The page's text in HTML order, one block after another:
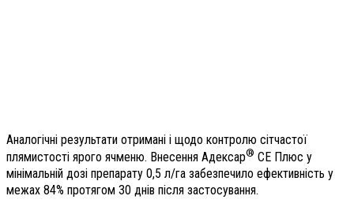
Аналогічні результати отримані і щодо контролю сітчастої
плямистості ярого ячменю. Внесення Адексар® СЕ Плюс у
мінімальній дозі препарату 0,5 л/га забезпечило ефективність у
межах 84% протягом 30 днів після застосування.